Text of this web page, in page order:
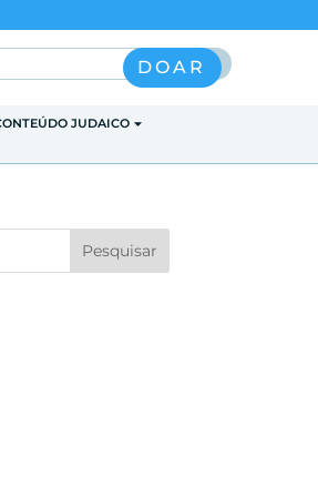
Pesquisar
DOAR
JUDAICO